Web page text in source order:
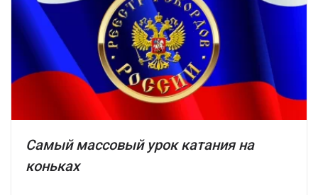
Самый массовый урок катания на
коньках